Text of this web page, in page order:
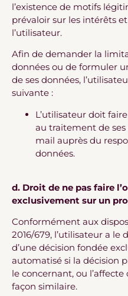
l’existence de motifs
prévaloir sur les intérêts
l’utilisateur.
Afin de demander la
données ou de formuler
de ses données,
suivante :
L’utilisateur doit
au traitement de
mail auprès du
données.
d. Droit de ne pas faire
exclusivement sur un
Conformément aux
2016/679, l’utilisateur a le
d’une décision fondée
automatisé si la décision
le concernant, ou
façon similaire.